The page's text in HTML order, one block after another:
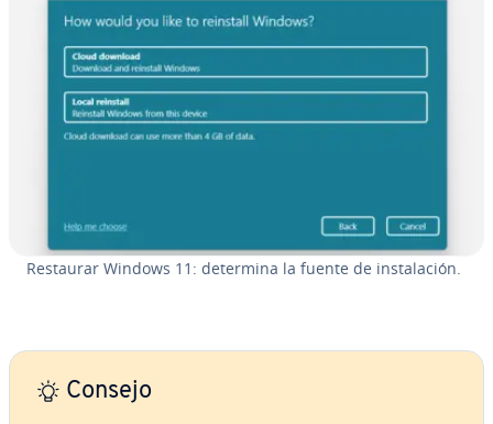
Restaurar Windows 11: determina la fuente de in­s­ta­la­ción.
Consejo